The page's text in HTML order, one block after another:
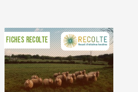
FICHES RECOLTE